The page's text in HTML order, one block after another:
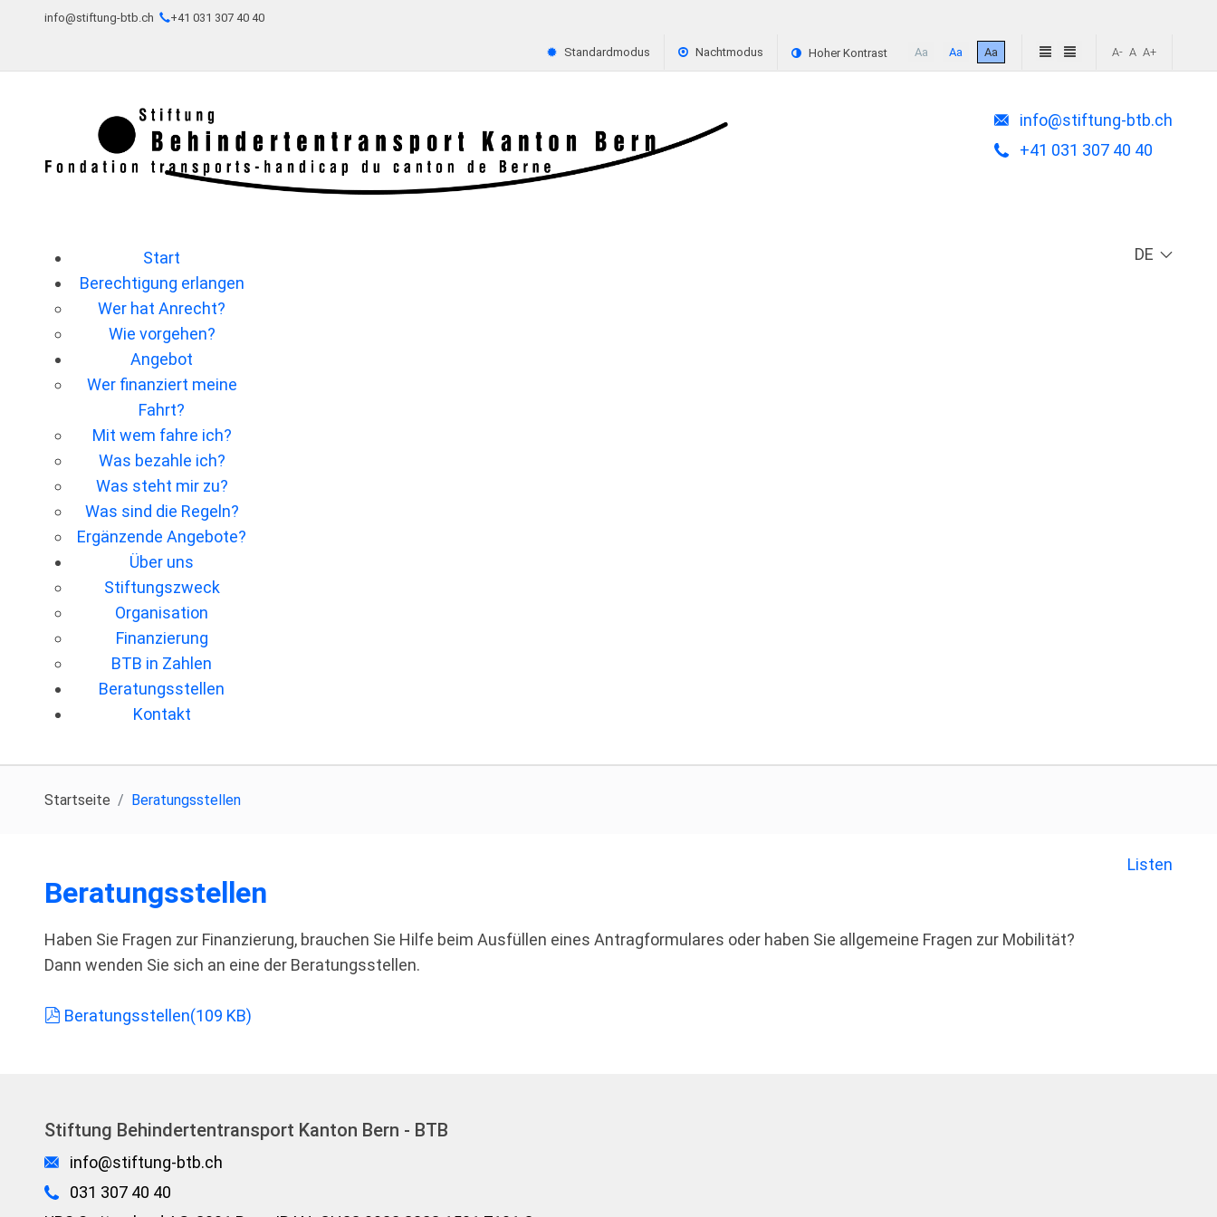
info@stiftung-btb.ch +41 031 307 40 40
Standardmodus Nachtmodus Hoher Kontrast Aa Aa Aa A- A A+
info@stiftung-btb.ch
+41 031 307 40 40
Start
Berechtigung erlangen
Wer hat Anrecht?
Wie vorgehen?
Angebot
Wer ﬁnanziert meine
Fahrt?
Mit wem fahre ich?
Was bezahle ich?
Was steht mir zu?
Was sind die Regeln?
Ergänzende Angebote?
Über uns
Stiftungszweck
Organisation
Finanzierung
BTB in Zahlen
Beratungsstellen
Kontakt
Sprache
DE
Startseite Beratungsstellen
Listen
Beratungsstellen
Haben Sie Fragen zur Finanzierung, brauchen Sie Hilfe beim Ausfüllen eines Antragformulares oder haben Sie allgemeine Fragen zur Mobilität?
Dann wenden Sie sich an eine der Beratungsstellen.
pdf
Beratungsstellen(109 KB)
Stiftung Behindertentransport Kanton Bern - BTB
info@stiftung-btb.ch
031 307 40 40